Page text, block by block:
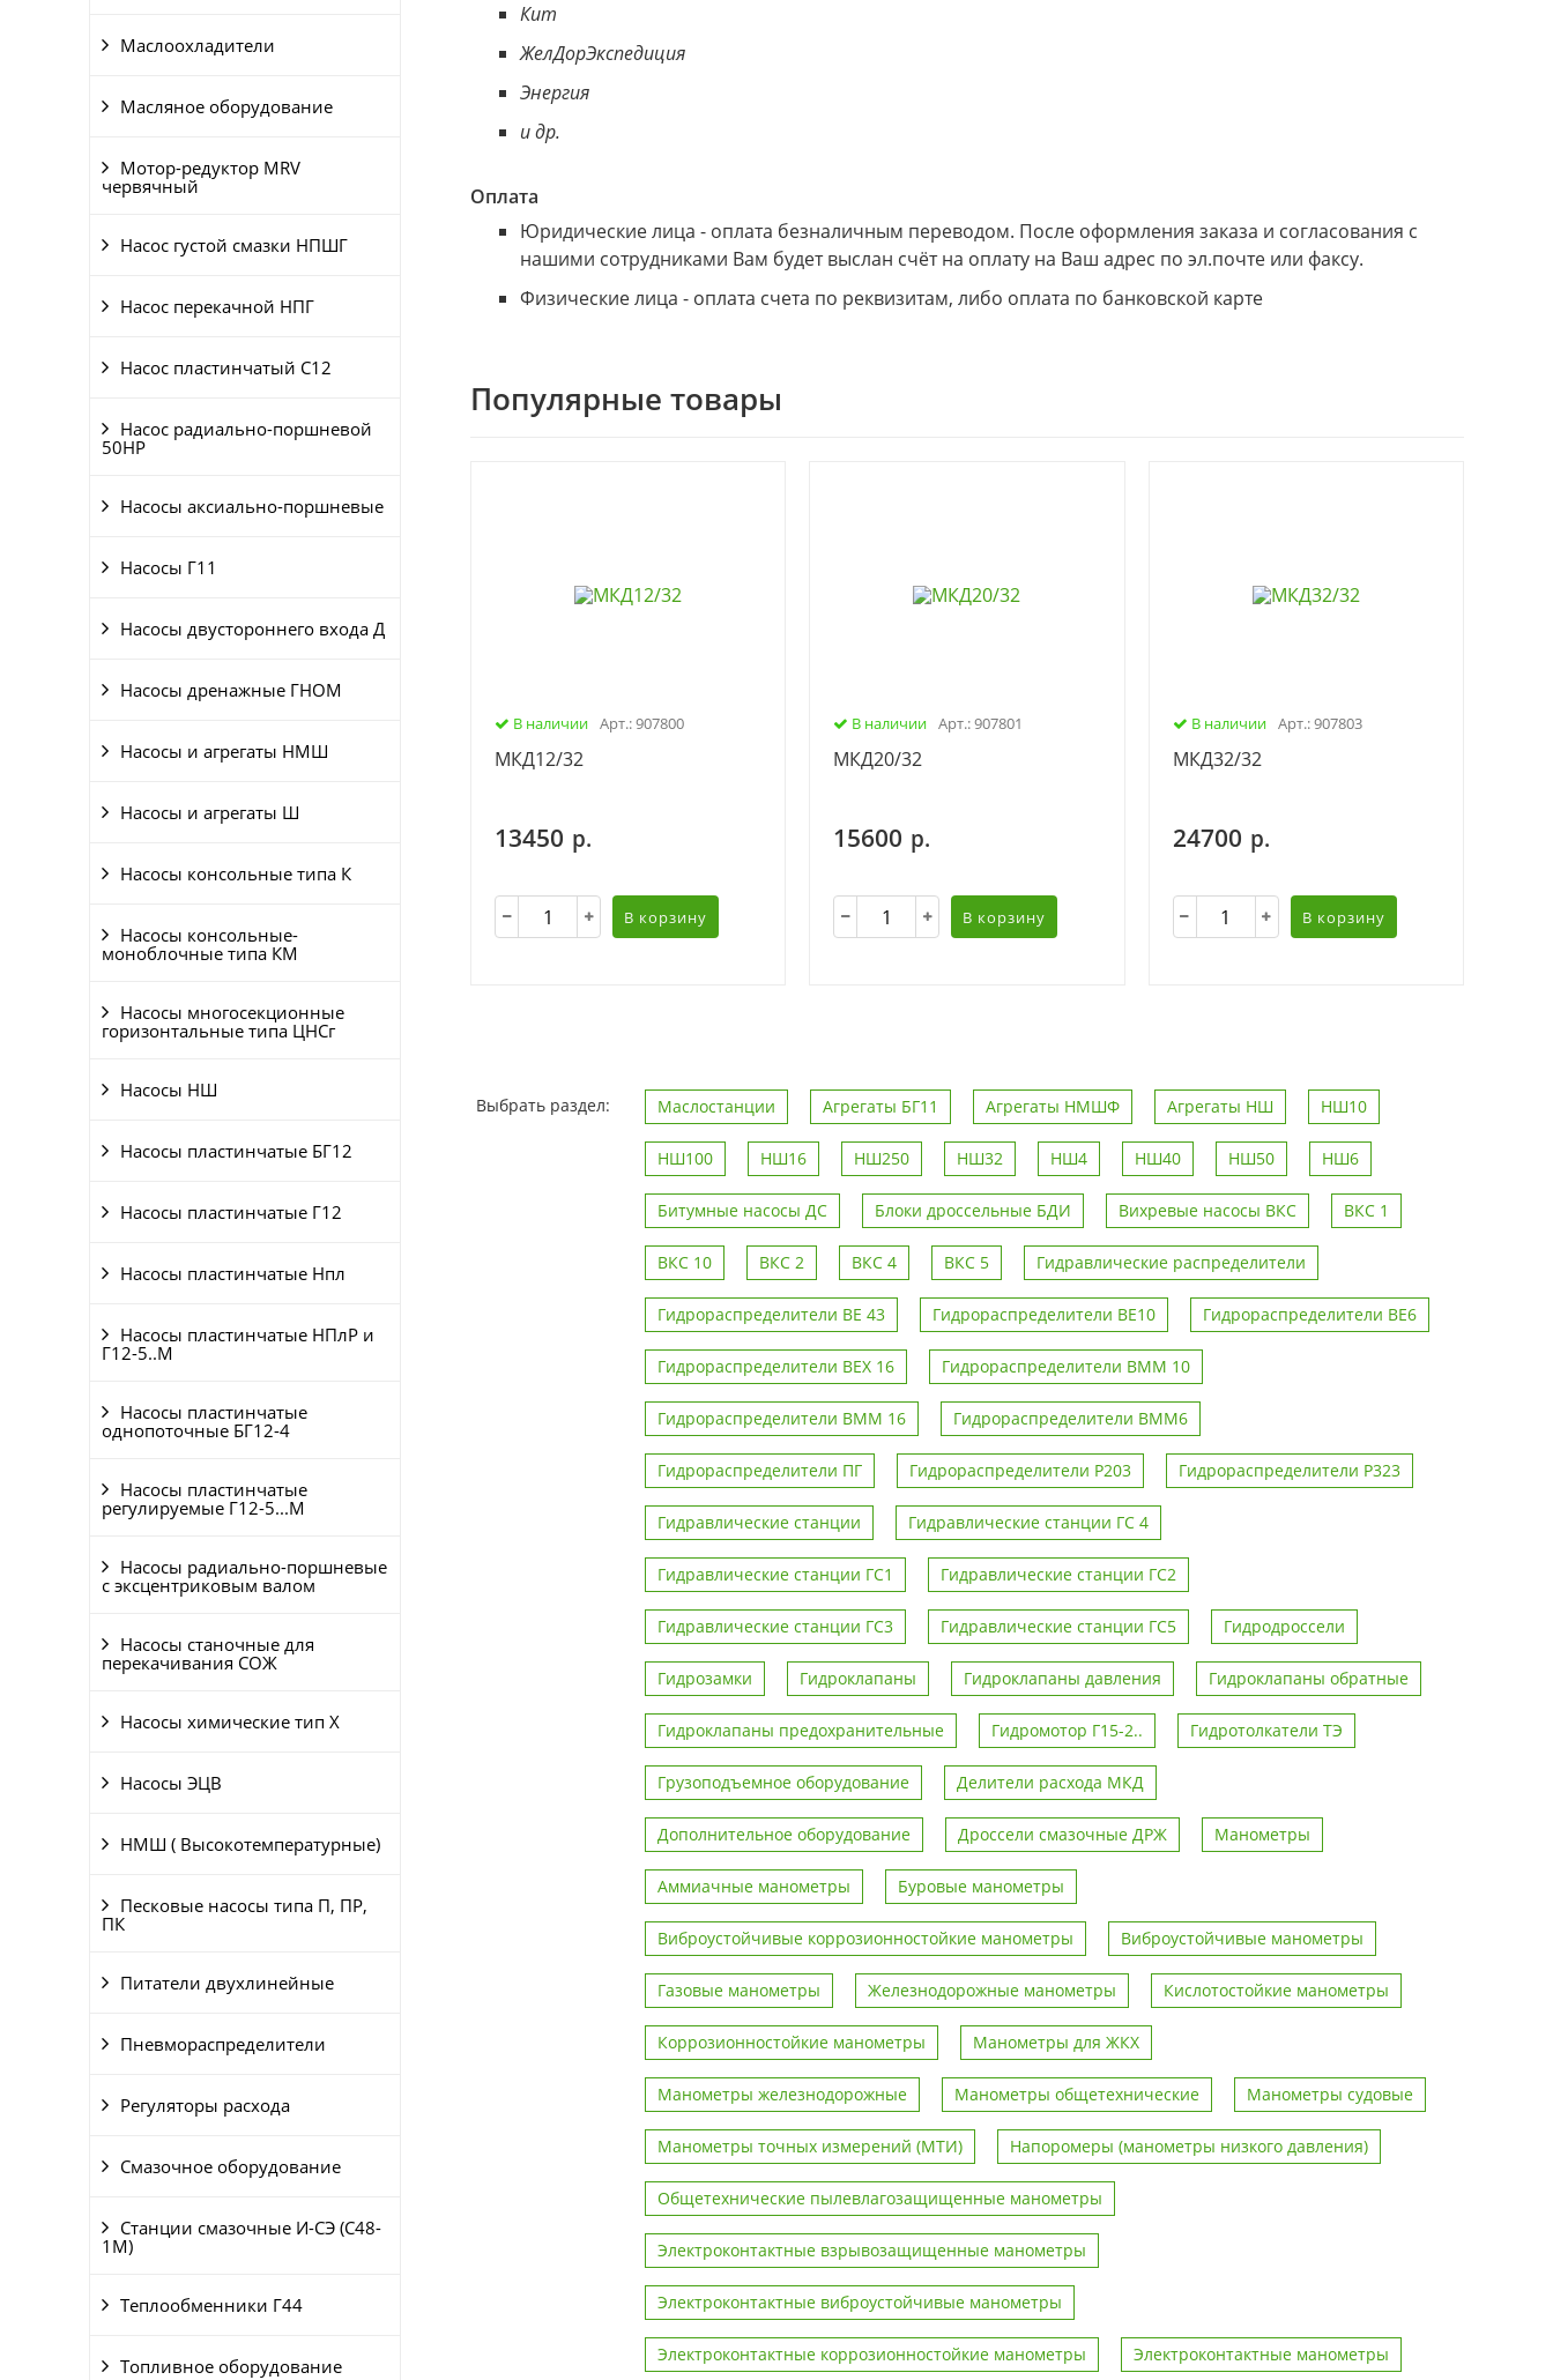
Маслоохладители
Масляное оборудование
Мотор-редуктор MRV
червячный
Насос густой смазки НПШГ
Насос перекачной НПГ
Насос пластинчатый С12
Насос радиально-поршневой
50НР
Насосы аксиально-поршневые
Насосы Г11
Насосы двустороннего входа Д
Насосы дренажные ГНОМ
Насосы и агрегаты НМШ
Насосы и агрегаты Ш
Насосы консольные типа К
Насосы консольные-
моноблочные типа КМ
Насосы многосекционные
горизонтальные типа ЦНСг
Насосы НШ
Насосы пластинчатые БГ12
Насосы пластинчатые Г12
Насосы пластинчатые Нпл
Насосы пластинчатые НПлР и
Г12-5..М
Насосы пластинчатые
однопоточные БГ12-4
Насосы пластинчатые
регулируемые Г12-5...М
Насосы радиально-поршневые
с эксцентриковым валом
Насосы станочные для
перекачивания СОЖ
Насосы химические тип Х
Насосы ЭЦВ
НМШ ( Высокотемпературные)
Песковые насосы типа П, ПР,
ПК
Питатели двухлинейные
Пневмораспределители
Регуляторы расхода
Смазочное оборудование
Станции смазочные И-СЭ (С48-
1М)
Теплообменники Г44
Топливное оборудование
Кит
ЖелДорЭкспедиция
Энергия
и др.
Оплата
Юридические лица - оплата безналичным переводом. После оформления заказа и согласования с
нашими сотрудниками Вам будет выслан счёт на оплату на Ваш адрес по эл.почте или факсу.
Физические лица - оплата счета по реквизитам, либо оплата по банковской карте
Популярные товары
В наличии Арт.: 907800
МКД12/32
13450 р.
В корзину
В наличии Арт.: 907801
МКД20/32
15600 р.
В корзину
В наличии Арт.: 907803
МКД32/32
24700 р.
В корзину
Выбрать раздел: Маслостанции Агрегаты БГ11 Агрегаты НМШФ Агрегаты НШ НШ10
НШ100 НШ16 НШ250 НШ32 НШ4 НШ40 НШ50 НШ6
Битумные насосы ДС Блоки дроссельные БДИ Вихревые насосы ВКС ВКС 1
ВКС 10 ВКС 2 ВКС 4 ВКС 5 Гидравлические распределители
Гидрораспределители ВЕ 43 Гидрораспределители ВЕ10 Гидрораспределители ВЕ6
Гидрораспределители ВЕХ 16 Гидрораспределители ВММ 10
Гидрораспределители ВММ 16 Гидрораспределители ВММ6
Гидрораспределители ПГ Гидрораспределители Р203 Гидрораспределители Р323
Гидравлические станции Гидравлические станции ГС 4
Гидравлические станции ГС1 Гидравлические станции ГС2
Гидравлические станции ГС3 Гидравлические станции ГС5 Гидродроссели
Гидрозамки Гидроклапаны Гидроклапаны давления Гидроклапаны обратные
Гидроклапаны предохранительные Гидромотор Г15-2.. Гидротолкатели ТЭ
Грузоподъемное оборудование Делители расхода МКД
Дополнительное оборудование Дроссели смазочные ДРЖ Манометры
Аммиачные манометры Буровые манометры
Виброустойчивые коррозионностойкие манометры Виброустойчивые манометры
Газовые манометры Железнодорожные манометры Кислотостойкие манометры
Коррозионностойкие манометры Манометры для ЖКХ
Манометры железнодорожные Манометры общетехнические Манометры судовые
Манометры точных измерений (МТИ) Напоромеры (манометры низкого давления)
Общетехнические пылевлагозащищенные манометры
Электроконтактные взрывозащищенные манометры
Электроконтактные виброустойчивые манометры
Электроконтактные коррозионностойкие манометры Электроконтактные манометры